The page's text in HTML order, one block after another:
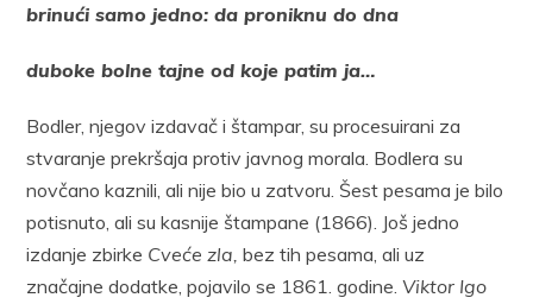
brinući samo jedno: da proniknu do dna
duboke bolne tajne od koje patim ja…
Bodler, njegov izdavač i štampar, su procesuirani za
stvaranje prekršaja protiv javnog morala. Bodlera su
novčano kaznili, ali nije bio u zatvoru. Šest pesama je bilo
potisnuto, ali su kasnije štampane (1866). Još jedno
izdanje zbirke Cveće zla bez tih pesama, ali uz
značajne dodatke, pojavilo se 1861. godine.Viktor Igo